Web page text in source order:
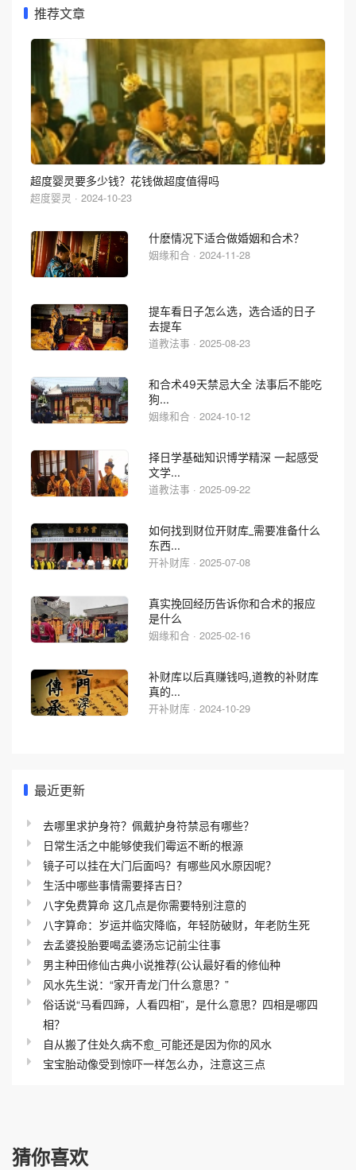
推荐文章
超度婴灵要多少钱？花钱做超度值得吗
超度婴灵 · 2024-10-23
什麽情况下适合做婚姻和合术？
姻缘和合 · 2024-11-28
提车看日子怎么选，选合适的日子
去提车
道教法事 · 2025-08-23
和合术49天禁忌大全 法事后不能吃
狗...
姻缘和合 · 2024-10-12
择日学基础知识博学精深 一起感受
文学...
道教法事 · 2025-09-22
如何找到财位开财库_需要准备什么
东西...
开补财库 · 2025-07-08
真实挽回经历告诉你和合术的报应
是什么
姻缘和合 · 2025-02-16
补财库以后真赚钱吗,道教的补财库
真的...
开补财库 · 2024-10-29
最近更新
去哪里求护身符？佩戴护身符禁忌有哪些？
日常生活之中能够使我们霉运不断的根源
镜子可以挂在大门后面吗？有哪些风水原因呢？
生活中哪些事情需要择吉日？
八字免费算命 这几点是你需要特别注意的
八字算命：岁运并临灾降临，年轻防破财，年老防生死
去孟婆投胎要喝孟婆汤忘记前尘往事
男主种田修仙古典小说推荐(公认最好看的修仙种
风水先生说：“家开青龙门什么意思？”
俗话说“马看四蹄，人看四相”，是什么意思？四相是哪四
相？
自从搬了住处久病不愈_可能还是因为你的风水
宝宝胎动像受到惊吓一样怎么办，注意这三点
猜你喜欢